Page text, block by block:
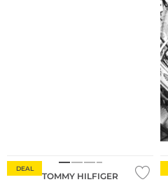
DEAL
TOMMY HILFIGER